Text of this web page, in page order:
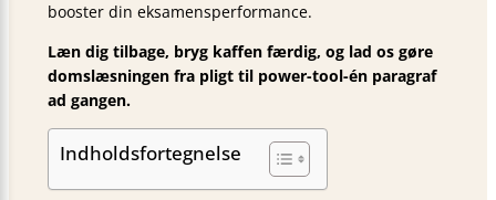
booster din eksamensperformance.
Læn dig tilbage, bryg kaffen færdig, og lad os gøre
domslæsningen fra pligt til power-tool-én paragraf
ad gangen.
Indholdsfortegnelse